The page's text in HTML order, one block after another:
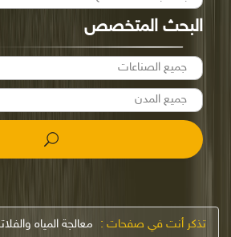
البحث المتخصص
تذكر أنت في صفحات : معالجة المياه